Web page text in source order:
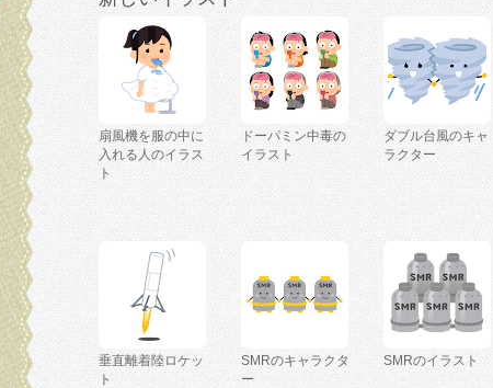
扇風機を服の中に
入れる人のイラス
ト
ドーパミン中毒の
イラスト
ダブル台風のキャ
ラクター
垂直離着陸ロケッ
ト
SMRのキャラクタ
ー
SMRのイラスト